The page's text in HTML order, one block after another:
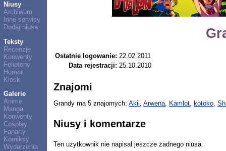
Niusy
Archiwum
Inne serwisy
Dodaj niusa
Teksty
Recenzje
Konwenty
Felietony
Humor
Kiosk
Galerie
Anime
Manga
Konwenty
Cosplay
Fanarty
Komiksy
Wydarzenia
Ostatnie logowanie: 22.02.2011
Data rejestracji: 25.10.2010
Znajomi
Grandy ma 5 znajomych:Akii,Arwena, Kamlot, kotoko,
Niusy i komentarze
Ten użytkownik nie napisał jeszcze żadnego niusa.